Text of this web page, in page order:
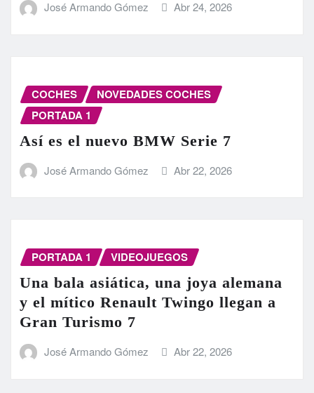
José Armando Gómez Abr 24, 2026
COCHES
NOVEDADES COCHES
PORTADA 1
Así es el nuevo BMW Serie 7
José Armando Gómez Abr 22, 2026
PORTADA 1 VIDEOJUEGOS
Una bala asiática, una joya alemana
y el mítico Renault Twingo llegan a
Gran Turismo 7
José Armando Gómez Abr 22, 2026